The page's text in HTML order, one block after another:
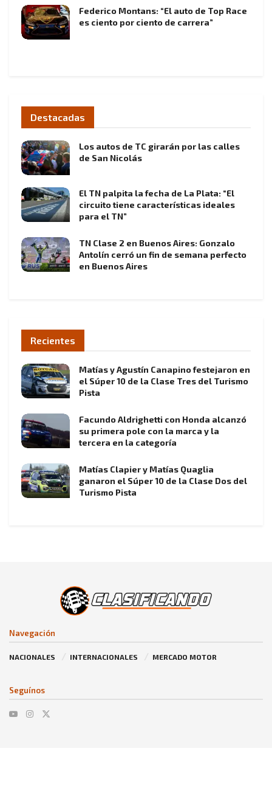
Federico Montans: “El auto de Top Race
es ciento por ciento de carrera”
Destacadas
Los autos de TC girarán por las calles
de San Nicolás
El TN palpita la fecha de La Plata: “El
circuito tiene características ideales
para el TN”
TN Clase 2 en Buenos Aires: Gonzalo
Antolín cerró un fin de semana perfecto
en Buenos Aires
Recientes
Matías y Agustín Canapino festejaron en
el Súper 10 de la Clase Tres del Turismo
Pista
Facundo Aldrighetti con Honda alcanzó
su primera pole con la marca y la
tercera en la categoría
Matías Clapier y Matías Quaglia
ganaron el Súper 10 de la Clase Dos del
Turismo Pista
Navegación
NACIONALES INTERNACIONALES MERCADO MOTOR
Seguínos